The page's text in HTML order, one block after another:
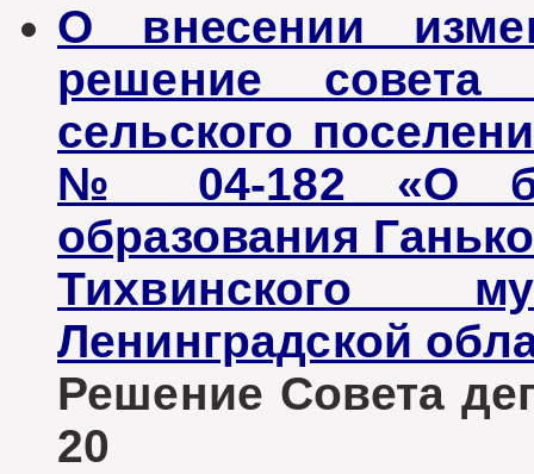
О внесении
решение совета
сельского
№ 04-182 «О
образования
Тихвинского
Ленинградской
Решение Совета
20